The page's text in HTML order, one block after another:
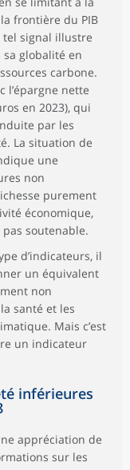
frontière du PIB
tel signal illustre
sa globalité en
carbone.
l’épargne nette
en 2023), qui
par les
La situation de
une
non
purement
économique,
soutenable.
d’indicateurs, il
un équivalent
non
santé et les
Mais c’est
un indicateur
inférieures
appréciation de
sur les